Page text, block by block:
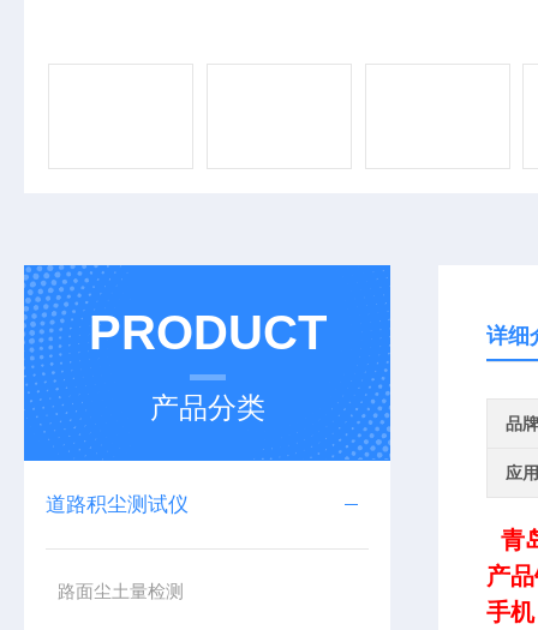
PRODUCT
产品分类
道路积尘测试仪
路面尘土量检测
详细
品牌
应
青
产
手机